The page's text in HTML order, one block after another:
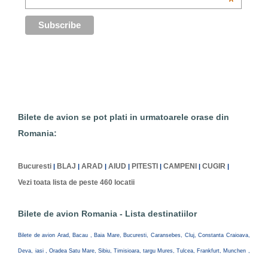
Bilete de avion se pot plati in urmatoarele orase din
Romania:
Bucuresti BLAJ |ARAD |AIUD PITESTI |CAMPENI |CUGIR
Vezi toata lista de peste 460 locatii
Bilete de avion Romania - Lista destinatiilor
Bilete de avion Arad, Bacau , Baia Mare, Bucuresti, Caransebes, Cluj, Constanta Craioava,
Deva, iasi , Oradea Satu Mare, Sibiu, Timisioara, targu Mures, Tulcea, Frankfurt, Munchen ,